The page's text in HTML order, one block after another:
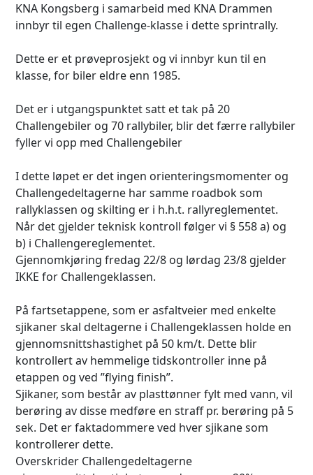
KNA Kongsberg i samarbeid med KNA Drammen
innbyr til egen Challenge-klasse i dette sprintrally.
Dette er et prøveprosjekt og vi innbyr kun til en
klasse, for biler eldre enn 1985.
Det er i utgangspunktet satt et tak på 20
Challengebiler og 70 rallybiler, blir det færre rallybiler
fyller vi opp med Challengebiler
I dette løpet er det ingen orienteringsmomenter og
Challengedeltagerne har samme roadbok som
rallyklassen og skilting er i h.h.t. rallyreglementet.
Når det gjelder teknisk kontroll følger vi § 558 a) og
b) i Challengereglementet.
Gjennomkjøring fredag 22/8 og lørdag 23/8 gjelder
IKKE for Challengeklassen.
På fartsetappene, som er asfaltveier med enkelte
sjikaner skal deltagerne i Challengeklassen holde en
gjennomsnittshastighet på 50 km/t. Dette blir
kontrollert av hemmelige tidskontroller inne på
etappen og ved ”flying finish”.
Sjikaner, som består av plasttønner fylt med vann, vil
berøring av disse medføre en straff pr. berøring på 5
sek. Det er faktadommere ved hver sjikane som
kontrollerer dette.
Overskrider Challengedeltagerne